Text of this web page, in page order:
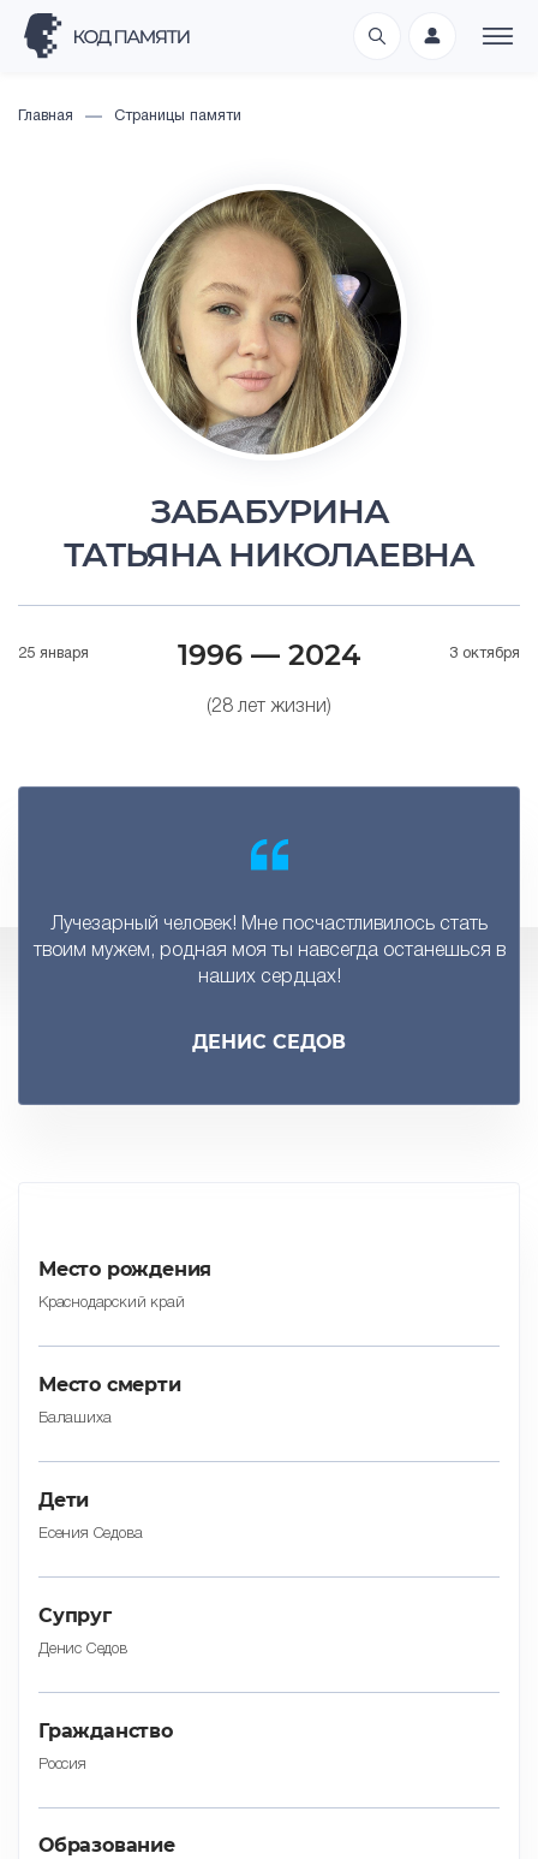
Главная Страницы памяти
ЗАБАБУРИНА
ТАТЬЯНА НИКОЛАЕВНА
25 января 1996 — 2024
(28 лет жизни)
3 октября
Лучезарный человек! Мне посчастливилось стать
твоим мужем, родная моя ты навсегда останешься в
наших сердцах!
ДЕНИС СЕДОВ
Место рождения
Краснодарский край
Место смерти
Балашиха
Дети
Есения Седова
Cупруг
Денис Седов
Гражданство
Россия
Образование